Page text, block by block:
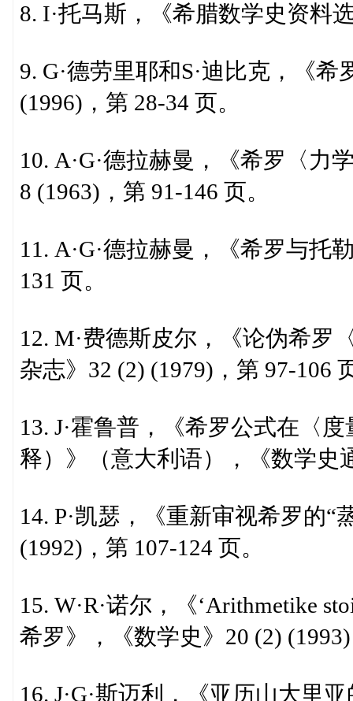
8. I·托马斯，《希腊数学史资料
9. G·德劳里耶和S·迪比克，《
(1996)，第 28-34 页。
10. A·G·德拉赫曼，《希罗〈力
8 (1963)，第 91-146 页。
11. A·G·德拉赫曼，《希罗与托
131 页。
12. M·费德斯皮尔，《论伪希罗
杂志》32 (2) (1979)，第 97-106
13. J·霍鲁普，《希罗公式在〈
释）》（意大利语），《数学史
14. P·凯瑟，《重新审视希罗的
(1992)，第 107-124 页。
15. W·R·诺尔，《‘Arithmetike
希罗》，《数学史》20 (2)
16. J·G·斯迈利，《亚历山大里